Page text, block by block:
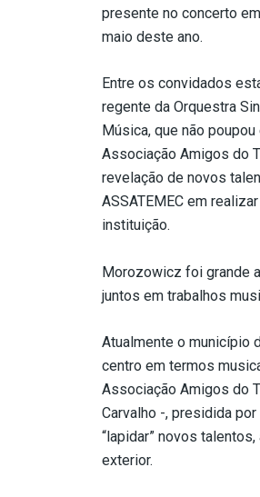
presente no concerto
maio deste ano.
Entre os convidados
regente da Orquestra
Música, que não
Associação Amigos do
revelação de novos
ASSATEMEC em
instituição.
Morozowicz foi grande
juntos em trabalhos
Atualmente o município
centro em termos
Associação Amigos do
Carvalho -, presidida
“lapidar” novos
exterior.